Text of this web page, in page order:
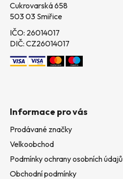
Cukrovarská 658
503 03 Smiřice
IČO: 26014017
DIČ: CZ26014017
Informace pro vás
Prodávané značky
Velkoobchod
Podmínky ochrany osobních údajů
Obchodní podmínky